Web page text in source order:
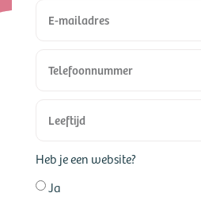
Heb je een website?
Ja